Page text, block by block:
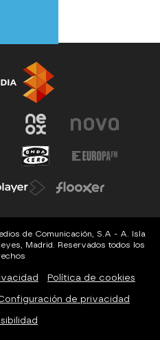
de Comunicación, S.A - A. Isla
Madrid. Reservados todos los
Política de cookies
de privacidad